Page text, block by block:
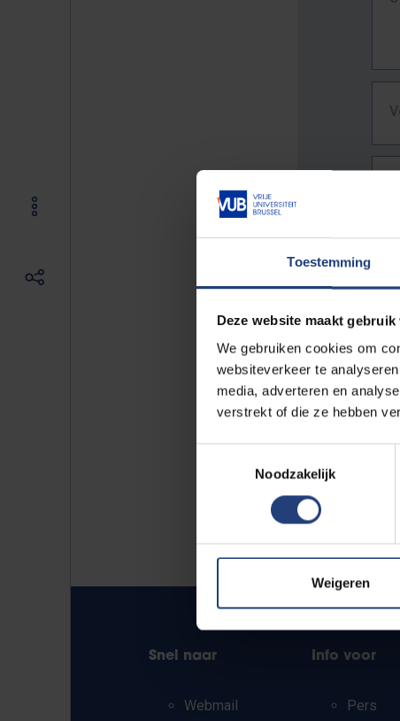
Toestemming
Deze website maakt
We gebruiken cookies om
websiteverkeer te
media, adverteren en
verstrekt of die ze hebben
Noodzakelijk
Weigeren
De
Bv.
Snel naar
Webmail
Info voor
Pers